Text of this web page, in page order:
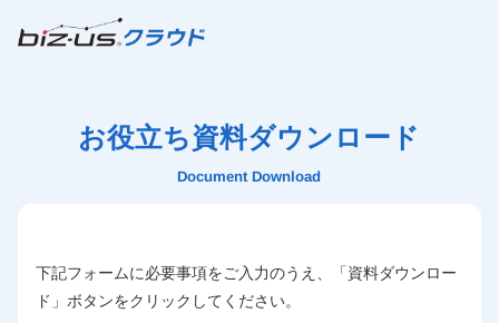
お役立ち資料ダウンロード
Document Download
下記フォームに必要事項をご入力のうえ、「資料ダウンロー
ド」ボタンをクリックしてください。